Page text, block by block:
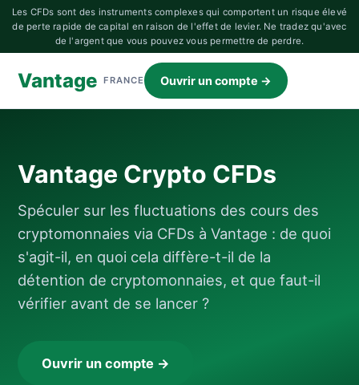
Les CFDs sont des instruments complexes qui comportent un risque élevé
de perte rapide de capital en raison de l'effet de levier. Ne tradez qu'avec
de l'argent que vous pouvez vous permettre de perdre.
Vantage FRANCE Ouvrir un compte →
Vantage Crypto CFDs
Spéculer sur les fluctuations des cours des
cryptomonnaies via CFDs à Vantage : de quoi
s'agit-il, en quoi cela diffère-t-il de la
détention de cryptomonnaies, et que faut-il
vérifier avant de se lancer ?
Ouvrir un compte →